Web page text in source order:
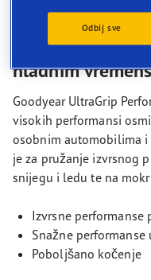
mogu osigurati
upravljanje i
hladnim
Goodyear UltraGrip
visokih performansi
osobnim automobilima i
je za pružanje izvrsnog
snijegu i ledu te na
Izvrsne performanse
Snažne
Poboljšano kočenje
Odbij sve